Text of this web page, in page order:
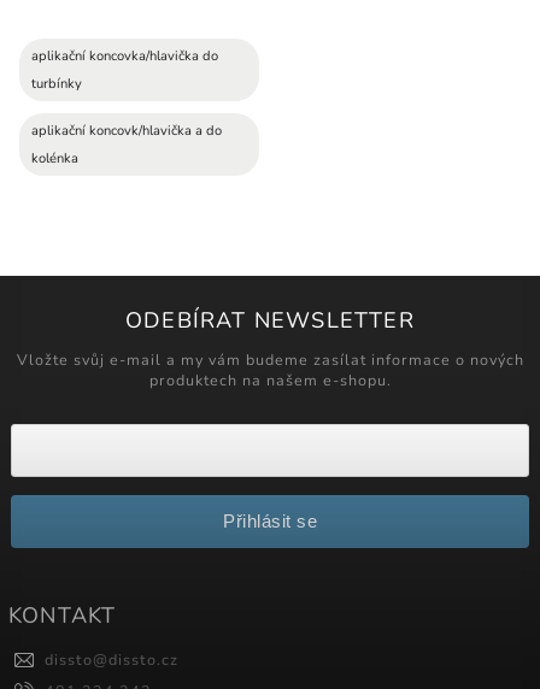
aplikační koncovka/hlavička do
turbínky
aplikační koncovk/hlavička a do
kolénka
ODEBÍRAT NEWSLETTER
Vložte svůj e-mail a my vám budeme zasílat informace o nových
produktech na našem e-shopu.
Přihlásit se
KONTAKT
dissto@dissto.cz